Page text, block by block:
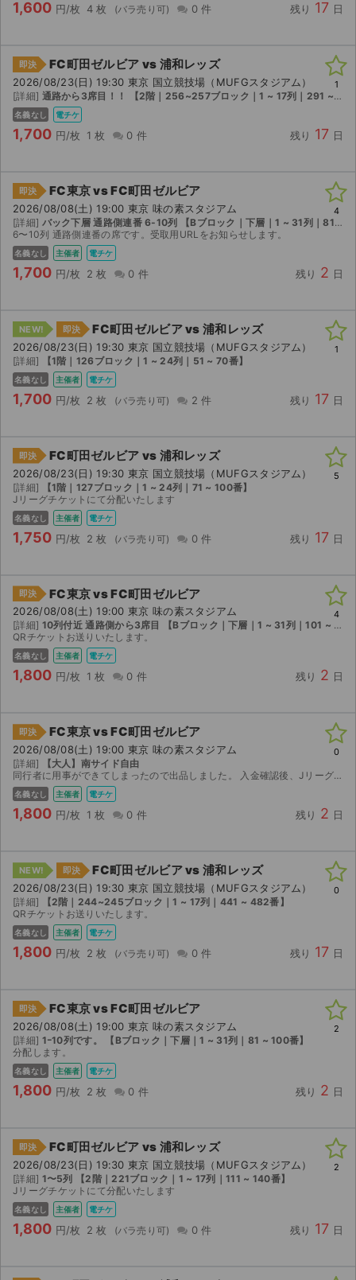
1,600 円/枚 4 枚 0 件 残り 17 日
即決 FC町田ゼルビア vs 浦和レッズ
2026/08/23(日) 19:30 東京 国立競技場（MUFGスタジアム）
[詳細] 通路から3席目！！ 【2階｜256~257ブロック｜1 ~ 17列｜291 ~ 332番】
名義なし 電チケ
1,700 円/枚 1 枚 0 件 残り 17 日
1
即決 FC東京 vs FC町田ゼルビア
2026/08/08(土) 19:00 東京 味の素スタジアム
[詳細] バック下層 通路側連番 6-10列 【Bブロック｜下層｜1 ~ 31列｜81 ~ 100番】
6〜10列 通路側連番の席です。受取用URLをお知らせします。
名義なし 主催者 電チケ
1,700 円/枚 2 枚 0 件 残り 2 日
4
NEW! 即決 FC町田ゼルビア vs 浦和レッズ
2026/08/23(日) 19:30 東京 国立競技場（MUFGスタジアム）
[詳細] 【1階｜126ブロック｜1 ~ 24列｜51 ~ 70番】
名義なし 主催者 電チケ
1,700 円/枚 2 枚 2 件 残り 17 日
1
即決 FC町田ゼルビア vs 浦和レッズ
2026/08/23(日) 19:30 東京 国立競技場（MUFGスタジアム）
[詳細]
【1階｜127ブロック｜1 ~ 24列｜71 ~ 100番】
Jリーグチケットにて分配いたします
名義なし 主催者 電チケ
1,750 円/枚 2 枚 0 件 残り 17 日
5
即決 FC東京 vs FC町田ゼルビア
2026/08/08(土) 19:00 東京 味の素スタジアム
[詳細] 10列付近 通路側から3席目 【Bブロック｜下層｜1 ~ 31列｜101 ~ 120番】
QRチケットお送りいたします。
名義なし 主催者 電チケ
1,800 円/枚 1 枚 0 件 残り 2 日
4
即決 FC東京 vs FC町田ゼルビア
2026/08/08(土) 19:00 東京 味の素スタジアム
[詳細]
【大人】南サイド自由
同行者に用事ができてしまったので出品しました。 入金確認後、Jリーグチケットでの分配機能によりチケットを分配・QRコードを表示するURLをお送りします。
名義なし 主催者 電チケ
1,800 円/枚 1 枚 0 件 残り 2 日
0
NEW! 即決 FC町田ゼルビア vs 浦和レッズ
2026/08/23(日) 19:30 東京 国立競技場（MUFGスタジアム）
[詳細]
【2階｜244~245ブロック｜1 ~ 17列｜441 ~ 482番】
QRチケットお送りいたします。
名義なし 主催者 電チケ
1,800 円/枚 2 枚 0 件 残り 17 日
0
即決 FC東京 vs FC町田ゼルビア
2026/08/08(土) 19:00 東京 味の素スタジアム
[詳細] 1ｰ10列です。 【Bブロック｜下層｜1 ~ 31列｜81 ~ 100番】
分配します。
名義なし 主催者 電チケ
1,800 円/枚 2 枚 0 件 残り 2 日
2
即決 FC町田ゼルビア vs 浦和レッズ
2026/08/23(日) 19:30 東京 国立競技場（MUFGスタジアム）
[詳細] 1〜5列 【2階｜221ブロック｜1 ~ 17列｜111 ~ 140番】
Jリーグチケットにて分配いたします
名義なし 主催者 電チケ
1,800 円/枚 2 枚 0 件 残り 17 日
2